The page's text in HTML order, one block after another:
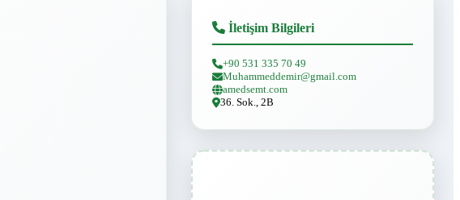
İletişim Bilgileri
+90 531 335 70 49
Muhammeddemir@gmail.com
amedsemt.com
36. Sok., 2B